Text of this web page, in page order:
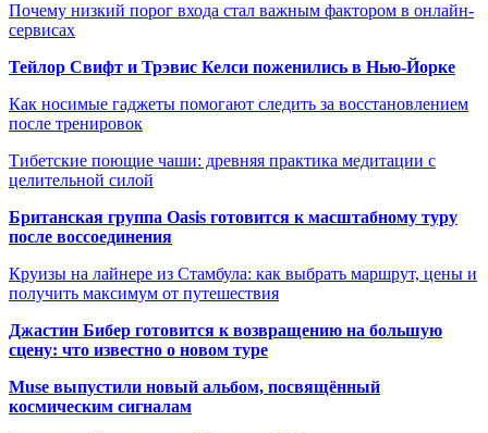
Почему низкий порог входа стал важным фактором в онлайн-
сервисах
Тейлор Свифт и Трэвис Келси поженились в Нью-Йорке
Как носимые гаджеты помогают следить за восстановлением
после тренировок
Тибетские поющие чаши: древняя практика медитации с
целительной силой
Британская группа Oasis готовится к масштабному туру
после воссоединения
Круизы на лайнере из Стамбула: как выбрать маршрут, цены и
получить максимум от путешествия
Джастин Бибер готовится к возвращению на большую
сцену: что известно о новом туре
Muse выпустили новый альбом, посвящённый
космическим сигналам